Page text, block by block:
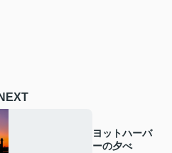
NEXT
ヨットハーバ
ーの夕べ